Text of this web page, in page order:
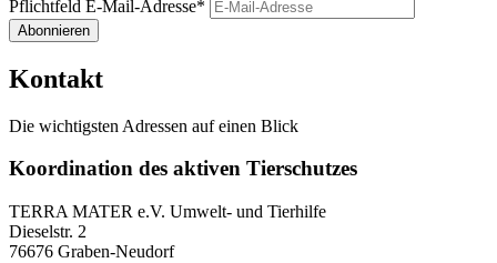
Pflichtfeld E-Mail-Adresse*
Abonnieren
Kontakt
Die wichtigsten Adressen auf einen Blick
Koordination des aktiven Tierschutzes
TERRA MATER e.V. Umwelt- und Tierhilfe
Dieselstr. 2
76676 Graben-Neudorf